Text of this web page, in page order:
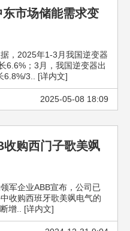
市场储能需求变
，2025年1-3月我国逆变器
6.6%；3月，我国逆变器出
6.8%/3.. [详内文]
2025-05-08 18:09
购西门子歌美飒
军企业ABB宣布，公司已
收购西班牙歌美飒电气的
增.. [详内文]